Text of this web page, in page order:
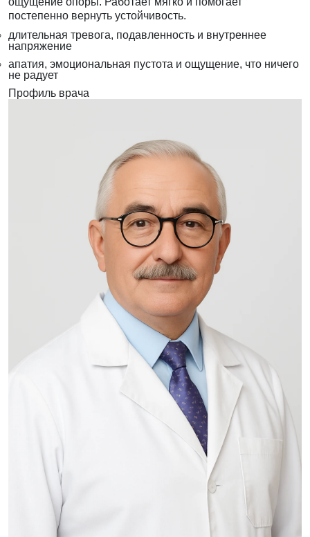
постепенно вернуть устойчивость.
длительная тревога, подавленность и внутреннее
напряжение
апатия, эмоциональная пустота и ощущение, что ничего
не радует
Профиль врача